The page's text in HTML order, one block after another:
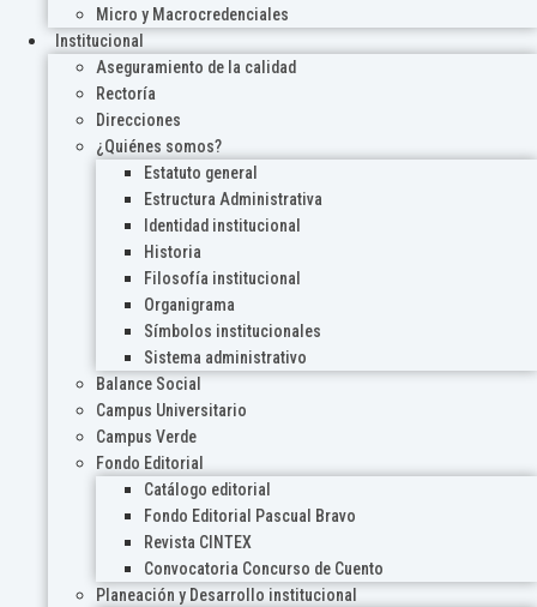
Micro y Macrocredenciales
Institucional
Aseguramiento de la calidad
Rectoría
Direcciones
¿Quiénes somos?
Estatuto general
Estructura Administrativa
Identidad institucional
Historia
Filosofía institucional
Organigrama
Símbolos institucionales
Sistema administrativo
Balance Social
Campus Universitario
Campus Verde
Fondo Editorial
Catálogo editorial
Fondo Editorial Pascual Bravo
Revista CINTEX
Convocatoria Concurso de Cuento
Planeación y Desarrollo institucional